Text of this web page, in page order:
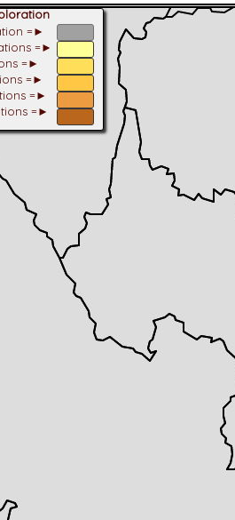
cotations UICN)
?
=►
=►
=►
=►
=►
=►